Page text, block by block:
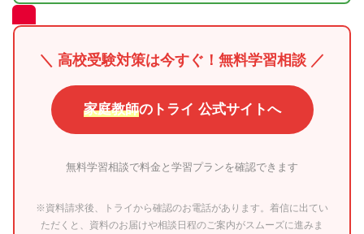
＼ 高校受験対策は今すぐ！無料学習相談 ／
家庭教師のトライ 公式サイトへ
無料学習相談で料金と学習プランを確認できます
※資料請求後、トライから確認のお電話があります。着信に出てい
ただくと、資料のお届けや相談日程のご案内がスムーズに進みま